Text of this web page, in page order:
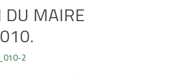
DU MAIRE
2